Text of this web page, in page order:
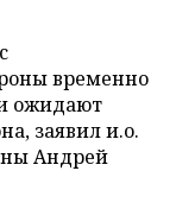
временно
ожидают
заявил и.о.
Андрей